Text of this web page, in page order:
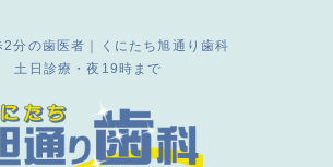
2分の歯医者｜くにたち旭通り歯科
土日診療・夜19時まで